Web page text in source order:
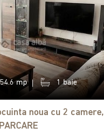
mp 1 baie
noua cu 2 camere,